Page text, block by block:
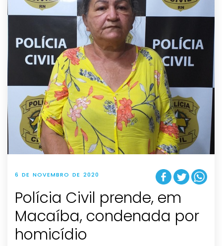
6 DE NOVEMBRO DE 2020
Polícia Civil prende, em
Macaíba, condenada por
homicídio